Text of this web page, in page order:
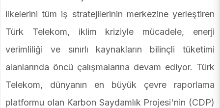
ilkelerini tüm iş stratejilerinin merkezine yerleştiren
Türk Telekom, iklim kriziyle mücadele, enerji
verimliliği ve sınırlı kaynakların bilinçli tüketimi
alanlarında öncü çalışmalarına devam ediyor. Türk
Telekom, dünyanın en büyük çevre raporlama
platformu olan Karbon Saydamlık Projesi'nin (CDP)